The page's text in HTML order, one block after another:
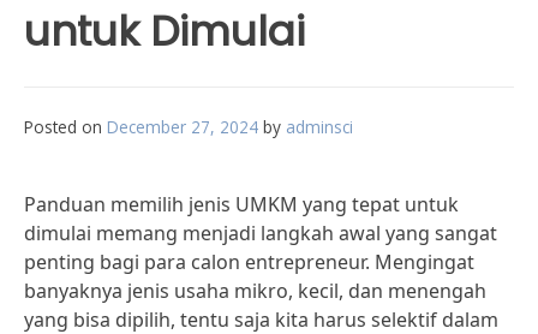
untuk Dimulai
Posted on December 27, 2024 by adminsci
Panduan memilih jenis UMKM yang tepat untuk
dimulai memang menjadi langkah awal yang sangat
penting bagi para calon entrepreneur. Mengingat
banyaknya jenis usaha mikro, kecil, dan menengah
yang bisa dipilih, tentu saja kita harus selektif dalam